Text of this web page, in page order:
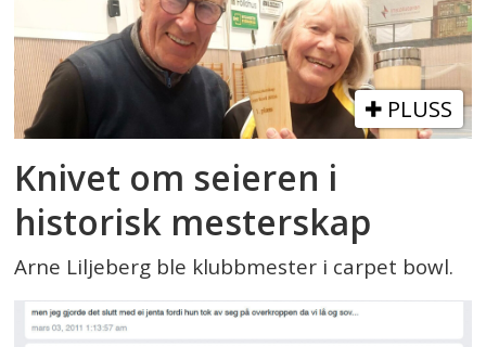
PLUSS
Knivet om seieren i
historisk mesterskap
Arne Liljeberg ble klubbmester i carpet bowl.